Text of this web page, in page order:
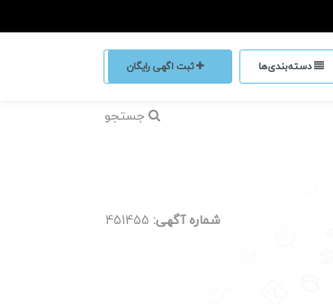
دسته‌بندی‌ها ثبت اگهی رایگان
جستجو
شماره آگهی: 451455